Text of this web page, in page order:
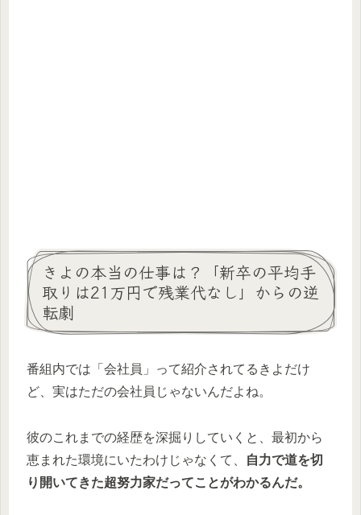
きよの本当の仕事は？「新卒の平均手
取りは21万円で残業代なし」からの逆
転劇
番組内では「会社員」って紹介されてるきよだけ
ど、実はただの会社員じゃないんだよね。
彼のこれまでの経歴を深掘りしていくと、最初から
恵まれた環境にいたわけじゃなくて、
自力で道を切
り開いてきた超努力家だってことがわかるんだ。